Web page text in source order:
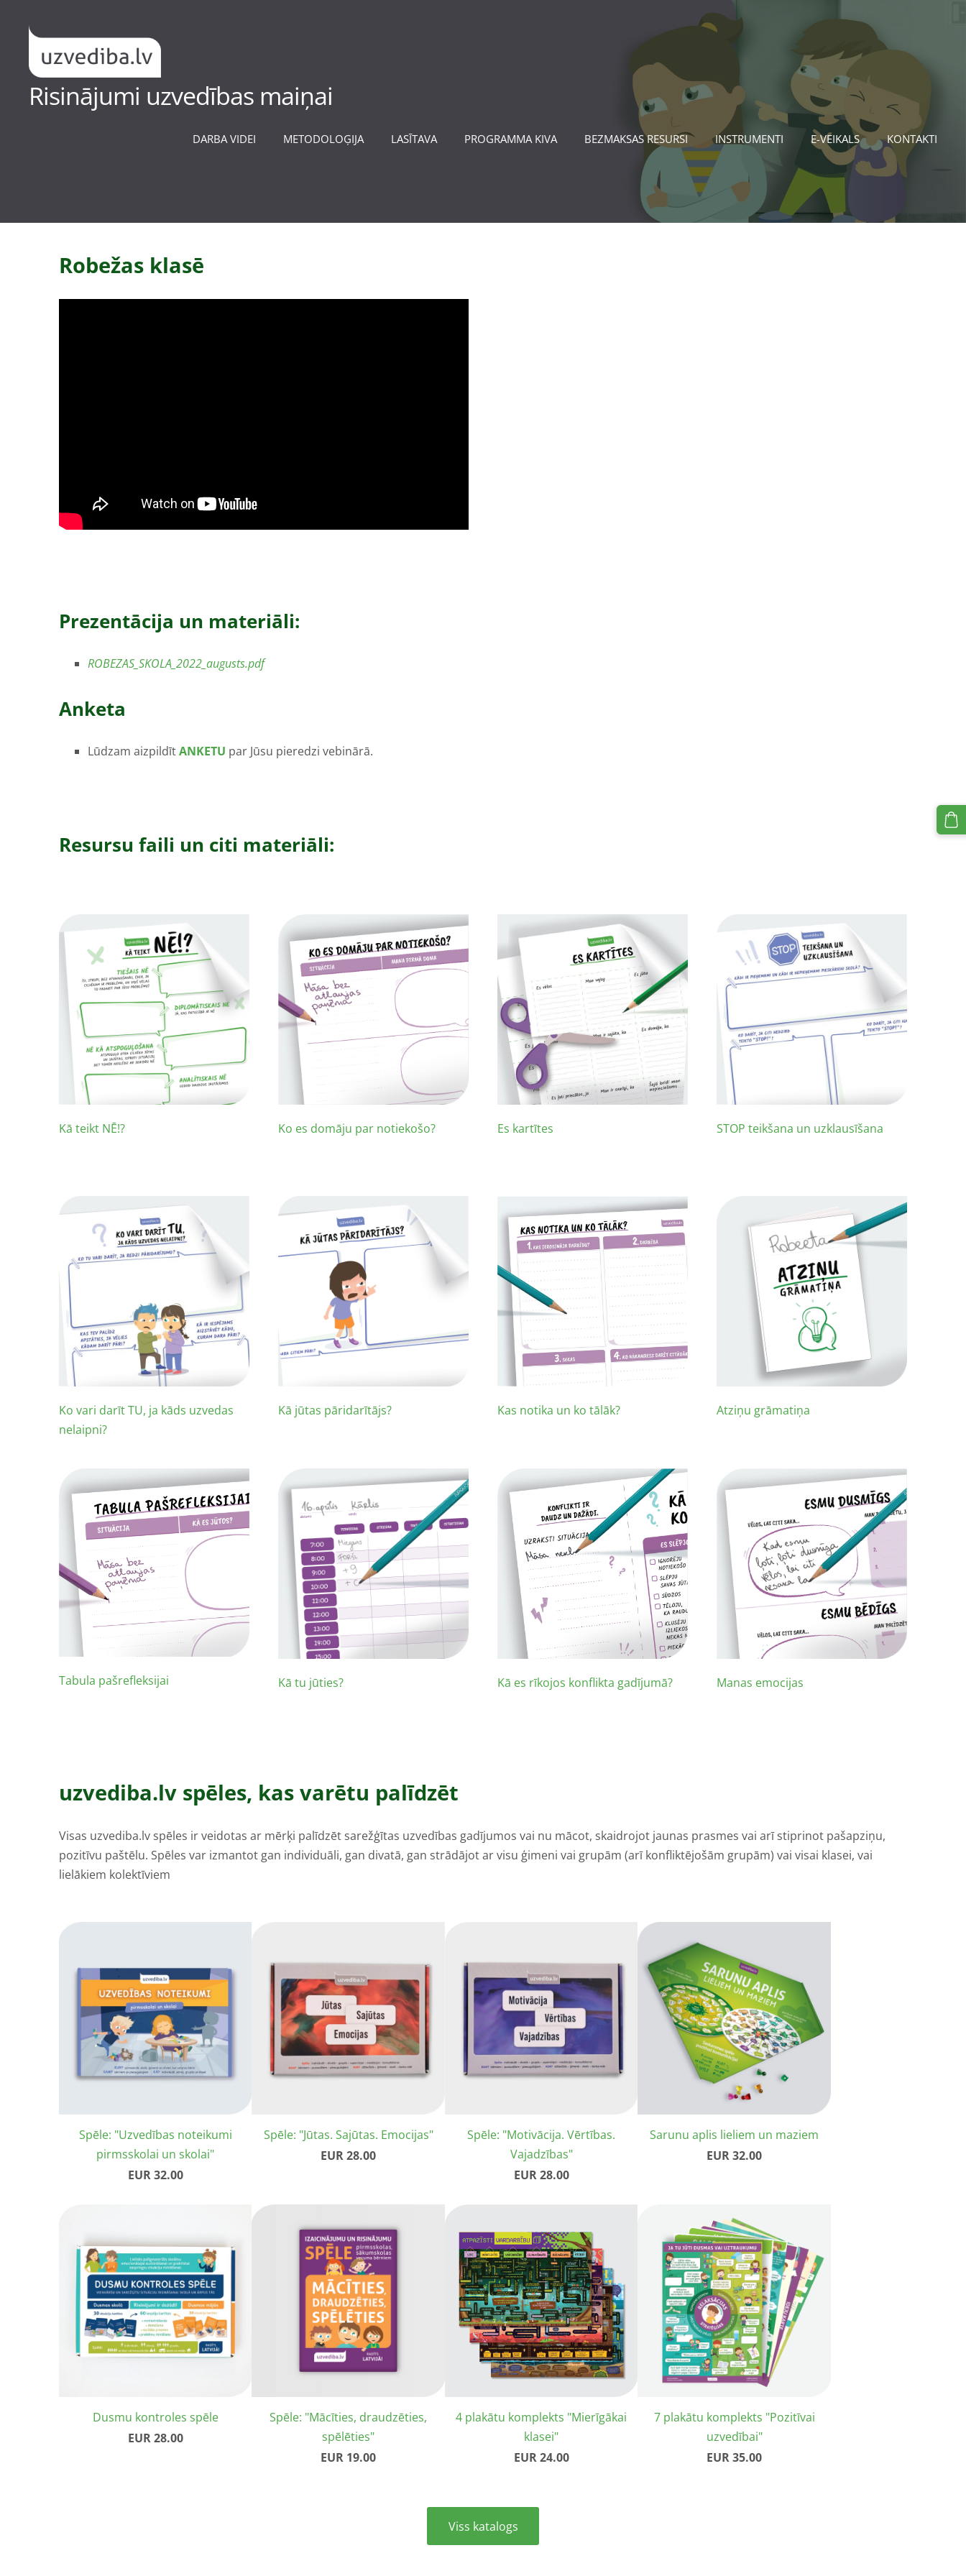
Risinājumi uzvedības maiņai
DARBA VIDEI METODOLOĢIJA LASĪTAVA PROGRAMMA KIVA BEZMAKSAS RESURSI INSTRUMENTI E-VEIKALS KONTAKTI
Robežas klasē
Prezentācija un materiāli:
ROBEZAS_SKOLA_2022_augusts.pdf
Anketa
Lūdzam aizpildītANKETU par Jūsu pieredzi vebinārā.
Resursu faili un citi materiāli:
Kā teikt NĒ!? Ko es domāju par notiekošo? Es kartītes STOP teikšana un uzklausīšana
Ko vari darīt TU, ja kāds uzvedas
nelaipni?
Kā jūtas pāridarītājs? Kas notika un ko tālāk? Atziņu grāmatiņa
Tabula pašrefleksijai Kā tu jūties? Kā es rīkojos konflikta gadījumā? Manas emocijas
uzvediba.lv spēles, kas varētu palīdzēt
Visas uzvediba.lv spēles ir veidotas ar mērķi palīdzēt sarežģītas uzvedības gadījumos vai nu mācot, skaidrojot jaunas prasmes vai arī stiprinot pašapziņu,
pozitīvu paštēlu. Spēles var izmantot gan individuāli, gan divatā, gan strādājot ar visu ģimeni vai grupām (arī konfliktējošām grupām) vai visai klasei, vai
lielākiem kolektīviem
Spēle: "Uzvedības noteikumi
pirmsskolai un skolai"
EUR 32.00
Spēle: "Jūtas. Sajūtas. Emocijas"
EUR 28.00
Spēle: "Motivācija. Vērtības.
Vajadzības"
EUR 28.00
Sarunu aplis lieliem un maziem
EUR 32.00
Dusmu kontroles spēle
EUR 28.00
Spēle: "Mācīties, draudzēties,
spēlēties"
EUR 19.00
4 plakātu komplekts "Mierīgākai
klasei"
EUR 24.00
7 plakātu komplekts "Pozitīvai
uzvedībai"
EUR 35.00
​Viss katalogs​